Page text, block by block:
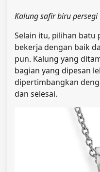
Kalung safir biru persegi
Selain itu, pilihan batu
bekerja dengan baik
pun. Kalung yang
bagian yang dipesan
dipertimbangkan
dan selesai.